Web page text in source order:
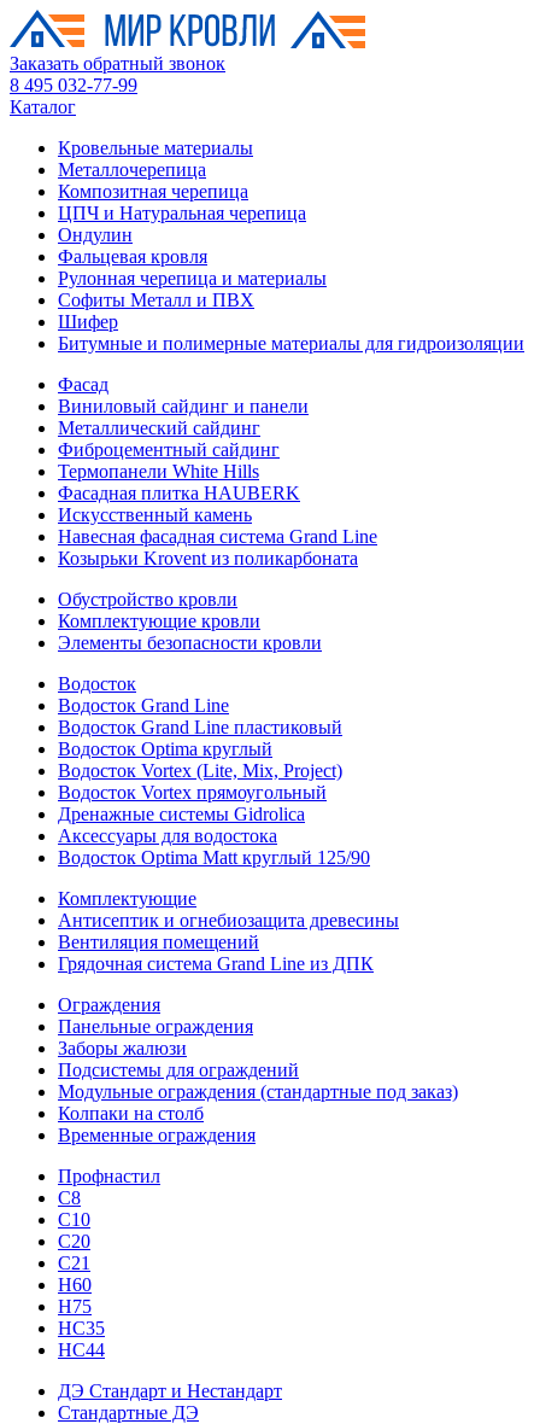
Заказать обратный звонок
8 495 032-77-99
Каталог
Кровельные материалы
Металлочерепица
Композитная черепица
ЦПЧ и Натуральная черепица
Ондулин
Фальцевая кровля
Рулонная черепица и материалы
Софиты Металл и ПВХ
Шифер
Битумные и полимерные материалы для гидроизоляции
Фасад
Виниловый сайдинг и панели
Металлический сайдинг
Фиброцементный сайдинг
Термопанели White Hills
Фасадная плитка HAUBERK
Искусственный камень
Навесная фасадная система Grand Line
Козырьки Krovent из поликарбоната
Обустройство кровли
Комплектующие кровли
Элементы безопасности кровли
Водосток
Водосток Grand Line
Водосток Grand Line пластиковый
Водосток Optima круглый
Водосток Vortex (Lite, Mix, Project)
Водосток Vortex прямоугольный
Дренажные системы Gidrolica
Аксессуары для водостока
Водосток Optima Matt круглый 125/90
Комплектующие
Антисептик и огнебиозащита древесины
Вентиляция помещений
Грядочная система Grand Line из ДПК
Ограждения
Панельные ограждения
Заборы жалюзи
Подсистемы для ограждений
Модульные ограждения (стандартные под заказ)
Колпаки на столб
Временные ограждения
Профнастил
С8
С10
С20
С21
H60
H75
HС35
НС44
ДЭ Стандарт и Нестандарт
Стандартные ДЭ